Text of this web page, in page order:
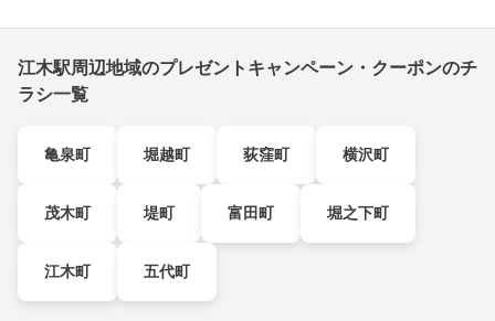
江木駅周辺地域のプレゼントキャンペーン・クーポンのチ
ラシ一覧
亀泉町 堀越町 荻窪町 横沢町
茂木町 堤町 富田町 堀之下町
江木町 五代町